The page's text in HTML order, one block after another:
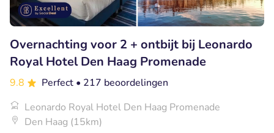
Overnachting voor 2 + ontbijt bij Leonardo
Royal Hotel Den Haag Promenade
9.8 Perfect • 217 beoordelingen
Leonardo Royal Hotel Den Haag Promenade
Den Haag (15km)